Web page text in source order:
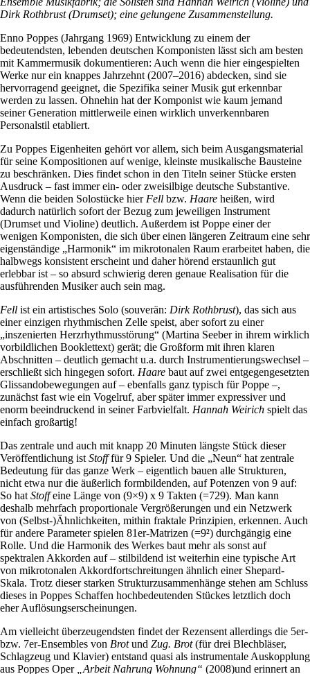
Dirk Rothbrust (Drumset); eine gelungene Zusammenstellung.
Enno Poppes (Jahrgang 1969) Entwicklung zu einem der
bedeutendsten, lebenden deutschen Komponisten lässt sich am besten
mit Kammermusik dokumentieren: Auch wenn die hier eingespielten
Werke nur ein knappes Jahrzehnt (2007–2016) abdecken, sind sie
hervorragend geeignet, die Spezifika seiner Musik gut erkennbar
werden zu lassen. Ohnehin hat der Komponist wie kaum jemand
seiner Generation mittlerweile einen wirklich unverkennbaren
Personalstil etabliert.
Zu Poppes Eigenheiten gehört vor allem, sich beim Ausgangsmaterial
für seine Kompositionen auf wenige, kleinste musikalische Bausteine
zu beschränken. Dies findet schon in den Titeln seiner Stücke ersten
Ausdruck – fast immer ein- oder zweisilbige deutsche Substantive.
Wenn die beiden Solostücke hier Fell bzw. Haare heißen, wird
dadurch natürlich sofort der Bezug zum jeweiligen Instrument
(Drumset und Violine) deutlich. Außerdem ist Poppe einer der
wenigen Komponisten, die sich über einen längeren Zeitraum eine sehr
eigenständige „Harmonik“ im mikrotonalen Raum erarbeitet haben, die
halbwegs konsistent erscheint und daher hörend erstaunlich gut
erlebbar ist – so absurd schwierig deren genaue Realisation für die
ausführenden Musiker auch sein mag.
Fell ist ein artistisches Solo (souverän: Dirk Rothbrust), das sich aus
einer einzigen rhythmischen Zelle speist, aber sofort zu einer
„inszenierten Herzrhythmusstörung“ (Martina Seeber in ihrem wirklich
vorbildlichen Booklettext) gerät; die Großform mit ihren klaren
Abschnitten – deutlich gemacht u.a. durch Instrumentierungswechsel –
erschließt sich hingegen sofort. Haare baut auf zwei entgegengesetzten
Glissandobewegungen auf – ebenfalls ganz typisch für Poppe –,
zunächst fast wie ein Vogelruf, aber später immer expressiver und
enorm beeindruckend in seiner Farbvielfalt. Hannah Weirich spielt das
einfach großartig!
Das zentrale und auch mit knapp 20 Minuten längste Stück dieser
Veröffentlichung ist Stofffür 9 Spieler. Und die „Neun“ hat zentrale
Bedeutung für das ganze Werk – eigentlich bauen alle Strukturen,
nicht etwa nur die äußerlich formbildenden, auf Potenzen von 9 auf:
So hat Stoffeine Länge von (9×9) x 9 Takten (=729). Man kann
deshalb mehrfach proportionale Vergrößerungen und ein Netzwerk
von (Selbst-)Ähnlichkeiten, mithin fraktale Prinzipien, erkennen. Auch
für andere Parameter spielen 81er-Matrizen (=9²) durchgängig eine
Rolle. Und die Harmonik des Werkes baut mehr als sonst auf
spektralen Akkorden auf – stilbildend ist weiterhin eine typische Art
von mikrotonalen Akkordfortschreitungen ähnlich einer Shepard-
Skala. Trotz dieser starken Strukturzusammenhänge stehen am Schluss
dieses in Poppes Schaffen hochbedeutenden Stückes letztlich doch
eher Auflösungserscheinungen.
Am vielleicht überzeugendsten findet der Rezensent allerdings die 5er-
bzw. 7er-Ensembles von Brotund Zug. Brot(für drei Blechbläser,
Schlagzeug und Klavier) entstand quasi als instrumentale Auskopplung
aus Poppes Oper
„Arbeit Nahrung Wohnung“ (2008)und erinnert an